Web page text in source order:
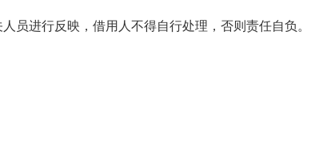
员进行反映，借用人不得自行处理，否则责任自负。